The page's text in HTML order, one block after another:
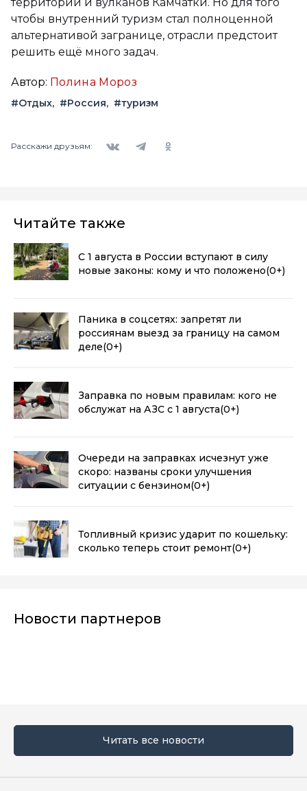
чтобы внутренний туризм стал полноценной
альтернативой загранице, отрасли предстоит
решить ещё много задач.
Автор: Полина Мороз
#Отдых #Россия #туризм
Расскажи друзьям:
Читайте также
С 1 августа в России вступают в силу
новые законы: кому и что положено(0+)
Паника в соцсетях: запретят ли
россиянам выезд за границу на самом
деле(0+)
Заправка по новым правилам: кого не
обслужат на АЗС с 1 августа(0+)
Очереди на заправках исчезнут уже
скоро: названы сроки улучшения
ситуации с бензином(0+)
Топливный кризис ударит по кошельку:
сколько теперь стоит ремонт(0+)
Новости партнеров
Читать все новости